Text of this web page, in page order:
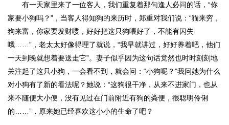
有一天家里来了一位客人，我们重复着那句逢人必问的话，“你
家要小狗吗？”，当客人得知狗的来历时，郑重对我们说：“猫来穷，
狗来富，你家要发财喽，好好把这只狗喂好了，不能有闪失
哦……”，老太太好像得理了就说，“我早就讲过，好好养着吧，他们
一天到晚就想着要送走它”。妻子似乎因为这句话竟然也时时刻刻地
关注起了这只小狗，一会看不到，就会问：“小狗呢？”我问她为什么
对小狗有了新的看法呢？她说：“这狗很干净，从来不进家门，也从
来不随便大小便，没有见过在门前附近有狗的粪便，很聪明伶俐
的……”，原来她已经喜欢这小小的生命了吧？